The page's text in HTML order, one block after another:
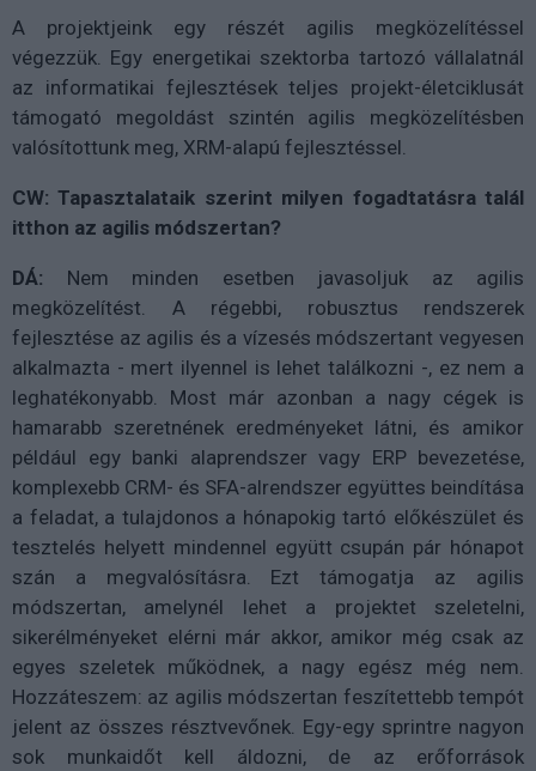
A projektjeink egy részét agilis megközelítéssel
végezzük. Egy energetikai szektorba tartozó vállalatnál
az informatikai fejlesztések teljes projekt-életciklusát
támogató megoldást szintén agilis megközelítésben
valósítottunk meg, XRM-alapú fejlesztéssel.
CW: Tapasztalataik szerint milyen fogadtatásra talál
itthon az agilis módszertan?
DÁ: Nem minden esetben javasoljuk az agilis
megközelítést. A régebbi, robusztus rendszerek
fejlesztése az agilis és a vízesés módszertant vegyesen
alkalmazta - mert ilyennel is lehet találkozni -, ez nem a
leghatékonyabb. Most már azonban a nagy cégek is
hamarabb szeretnének eredményeket látni, és amikor
például egy banki alaprendszer vagy ERP bevezetése,
komplexebb CRM- és SFA-alrendszer együttes beindítása
a feladat, a tulajdonos a hónapokig tartó előkészület és
tesztelés helyett mindennel együtt csupán pár hónapot
szán a megvalósításra. Ezt támogatja az agilis
módszertan, amelynél lehet a projektet szeletelni,
sikerélményeket elérni már akkor, amikor még csak az
egyes szeletek működnek, a nagy egész még nem.
Hozzáteszem: az agilis módszertan feszítettebb tempót
jelent az összes résztvevőnek. Egy-egy sprintre nagyon
sok munkaidőt kell áldozni, de az erőforrások